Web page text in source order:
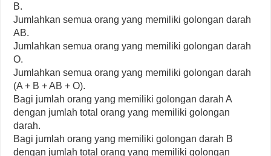
B.
Jumlahkan semua orang yang memiliki golongan darah
AB.
Jumlahkan semua orang yang memiliki golongan darah
O.
Jumlahkan semua orang yang memiliki golongan darah
(A + B + AB + O).
Bagi jumlah orang yang memiliki golongan darah A
dengan jumlah total orang yang memiliki golongan
darah.
Bagi jumlah orang yang memiliki golongan darah B
dengan jumlah total orang yang memiliki golongan